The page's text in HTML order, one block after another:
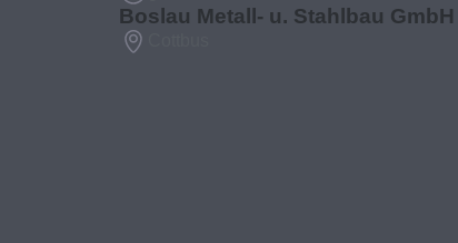
Boslau Metall- u. Stahlbau GmbH